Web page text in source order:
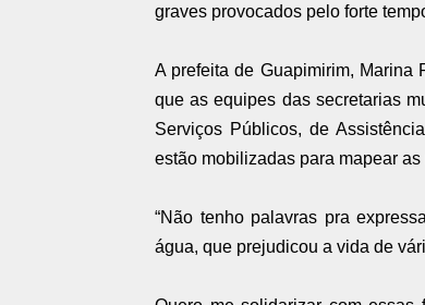
graves provocados pelo forte
A prefeita de Guapimirim, Marina
que as equipes das secretarias
Serviços Públicos, de
estão mobilizadas para mapear
“Não tenho palavras pra
água, que prejudicou a vida de